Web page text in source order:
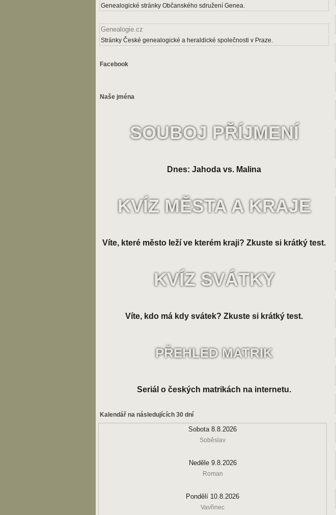
Genealogické stránky Občanského sdružení Genea.
Genealogie.cz
Stránky České genealogické a heraldické společnosti v Praze.
Facebook
Naše jména
SOUBOJ PŘÍJMENÍ
Dnes: Jahoda vs. Malina
KVÍZ MĚSTA A KRAJE
Víte, které město leží ve kterém kraji? Zkuste si krátký test.
KVÍZ SVÁTKY
Víte, kdo má kdy svátek? Zkuste si krátký test.
PŘEHLED MATRIK
Seriál o českých matrikách na internetu.
Kalendář na následujících 30 dní
Sobota 8.8.2026
Soběslav
Neděle 9.8.2026
Roman
Pondělí 10.8.2026
Vavřinec